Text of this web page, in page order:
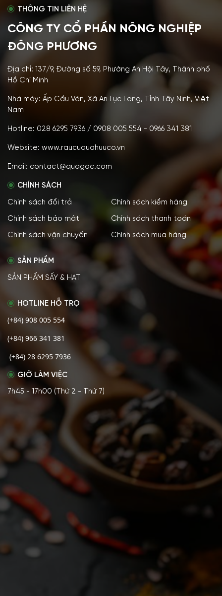
THÔNG TIN LIÊN HỆ
CÔNG TY CỔ PHẦN NÔNG NGHIỆP
ĐÔNG PHƯƠNG
Địa chỉ: 137/9, Đường số 59, Phường An Hội Tây, Thành phố
Hồ Chí Minh
Nhà máy: Ấp Cầu Ván, Xã An Lục Long, Tỉnh Tây Ninh, Việt
Nam
Hotline: 028 6295 7936 / 0908 005 554 - 0966 341 381
Website: www.raucuquahuuco.vn
Email: contact@quagac.com
CHÍNH SÁCH
Chính sách đổi trả Chính sách kiểm hàng
Chính sách bảo mật Chính sách thanh toán
Chính sách vận chuyển Chính sách mua hàng
SẢN PHẨM
SẢN PHẨM SẤY & HẠT
HOTLINE HỖ TRỌ
(+84) 908 005 554
(+84) 966 341 381
(+84) 28 6295 7936
GIỜ LÀM VIỆC
7h45 - 17h00 (Thứ 2 - Thứ 7)